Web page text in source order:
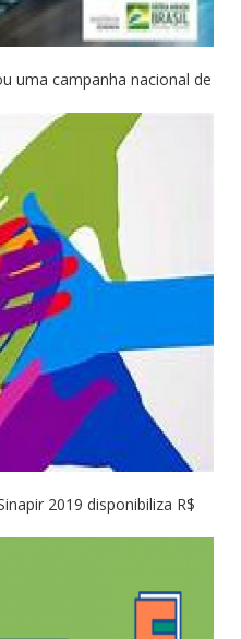
uma campanha nacional de
2019 disponibiliza R$